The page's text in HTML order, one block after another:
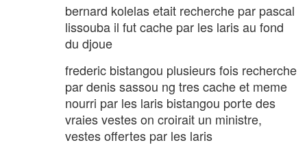
bernard kolelas etait recherche par pascal
lissouba il fut cache par les laris au fond
du djoue
frederic bistangou plusieurs fois recherche
par denis sassou ng tres cache et meme
nourri par les laris bistangou porte des
vraies vestes on croirait un ministre,
vestes offertes par les laris